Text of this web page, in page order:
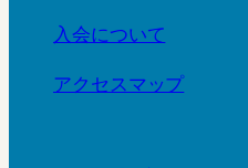
入会について
アクセスマップ